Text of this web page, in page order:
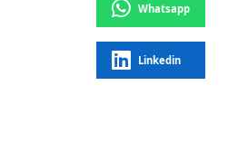
Whatsapp
Linkedin